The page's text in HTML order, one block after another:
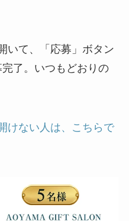
いて、「応募」ボタン
了。いつもどおりの
けない人は、こちらで